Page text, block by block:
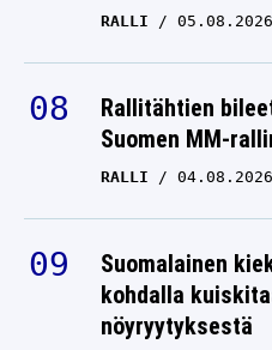
RALLI 05.08.2026
Rallitähtien
Suomen MM-
RALLI 04.08.2026
Suomalainen
kohdalla
nöyryytyksestä